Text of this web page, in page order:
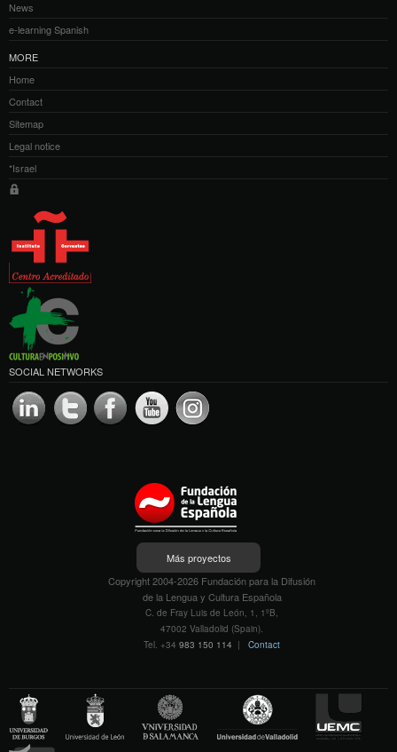
News
e-learning Spanish
MORE
Home
Contact
Sitemap
Legal notice
*Israel
SOCIAL NETWORKS
Más proyectos
Copyright 2004-2026 Fundación para la Difusión
de la Lengua y Cultura Española
C. de Fray Luis de León, 1, 1ºB,
47002 Valladolid (Spain).
Tel. +34 983 150 114 | Contact